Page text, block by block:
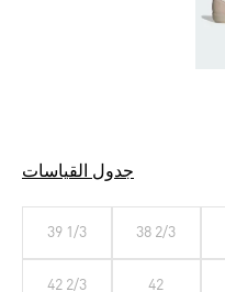
جدول القياسات
38 2/3
39 1/3
42
42 2/3